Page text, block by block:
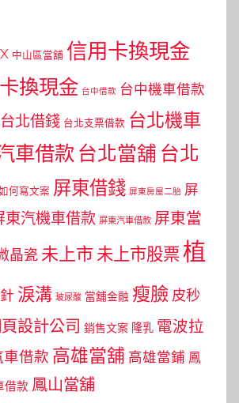
中山區當舖 信用卡換現金
換現金 台中借款 台中機車借款
台北借錢 台北支票借款 台北機車
車借款 台北當舖 台北
何寫文案 屏東借錢 屏東房屋二胎 屏
東汽機車借款 屏東汽車借款 屏東當
晶瓷 未上市 未上市股票植
淚溝 玻尿酸 當舖金融 瘦臉 皮秒
設計公司 銷售文案 隆乳 電波拉
車借款 高雄當舖 高雄當鋪 鳳
借款 鳳山當舖